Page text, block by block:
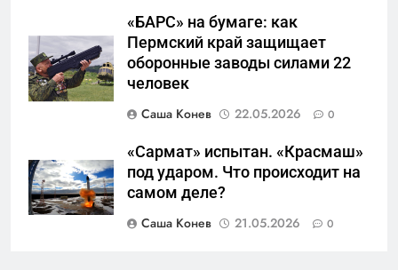
«БАРС» на бумаге: как
Пермский край защищает
оборонные заводы силами 22
человек
Саша Конев
22.05.2026 0
«Сармат» испытан. «Красмаш»
под ударом. Что происходит на
самом деле?
Саша Конев
21.05.2026 0
7
Перезагрузка в Удмуртии:
Отставка Бречалова как
региона
САНКТ-ПЕТЕРБУРГ И ОБЛАСТЬ
Зачистка неба: Силовой
передел авиаотрасли
САНКТ-ПЕТЕРБУРГ И ОБЛАСТЬ